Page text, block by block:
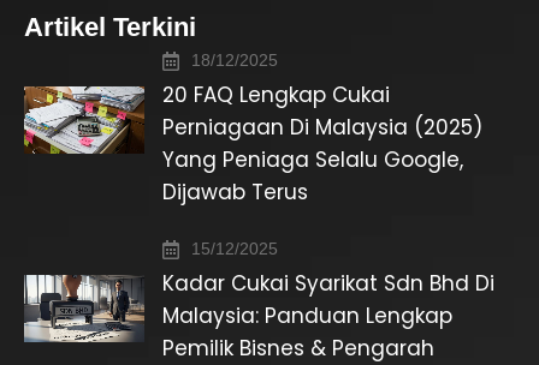
Artikel Terkini
18/12/2025
20 FAQ Lengkap Cukai
Perniagaan Di Malaysia (2025)
Yang Peniaga Selalu Google,
Dijawab Terus
15/12/2025
Kadar Cukai Syarikat Sdn Bhd Di
Malaysia: Panduan Lengkap
Pemilik Bisnes & Pengarah